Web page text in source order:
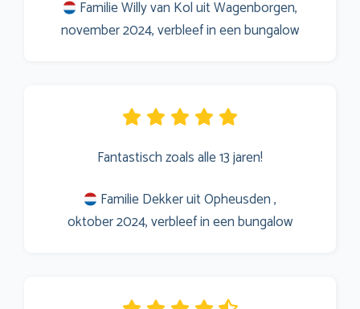
Familie Willy van Kol uit Wagenborgen,
november 2024, verbleef in een bungalow
Fantastisch zoals alle 13 jaren!
Familie Dekker uit Opheusden ,
oktober 2024, verbleef in een bungalow